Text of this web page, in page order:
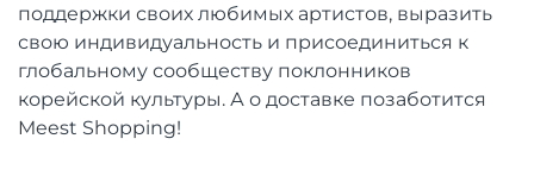
поддержки своих любимых артистов, выразить
свою индивидуальность и присоединиться к
глобальному сообществу поклонников
корейской культуры. А о доставке позаботится
Meest Shopping!